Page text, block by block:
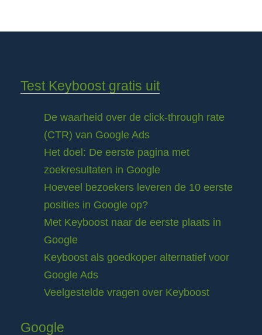
Test Keyboost gratis uit
De waarheid over de click-through rate
(CTR) van Google Ads
Het doel: De eerste pagina met
zoekresultaten in Google
Hoeveel bezoekers leveren de 10 eerste
posities in Google op?
Met Keyboost naar de eerste plaats in
Google
Keyboost als goedkoper alternatief voor
Google Ads
Veelgestelde vragen over Keyboost
Google